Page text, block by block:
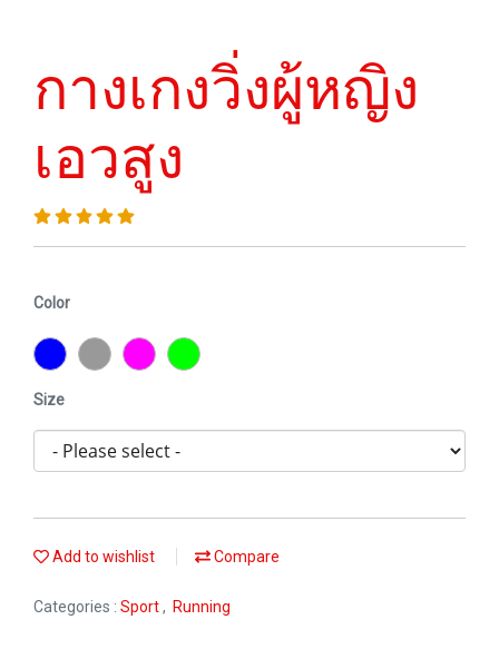
กางเกงวิ่งผู้หญิง
เอวสูง
Color
Size
Add to wishlist Compare
Categories : Sport, Running